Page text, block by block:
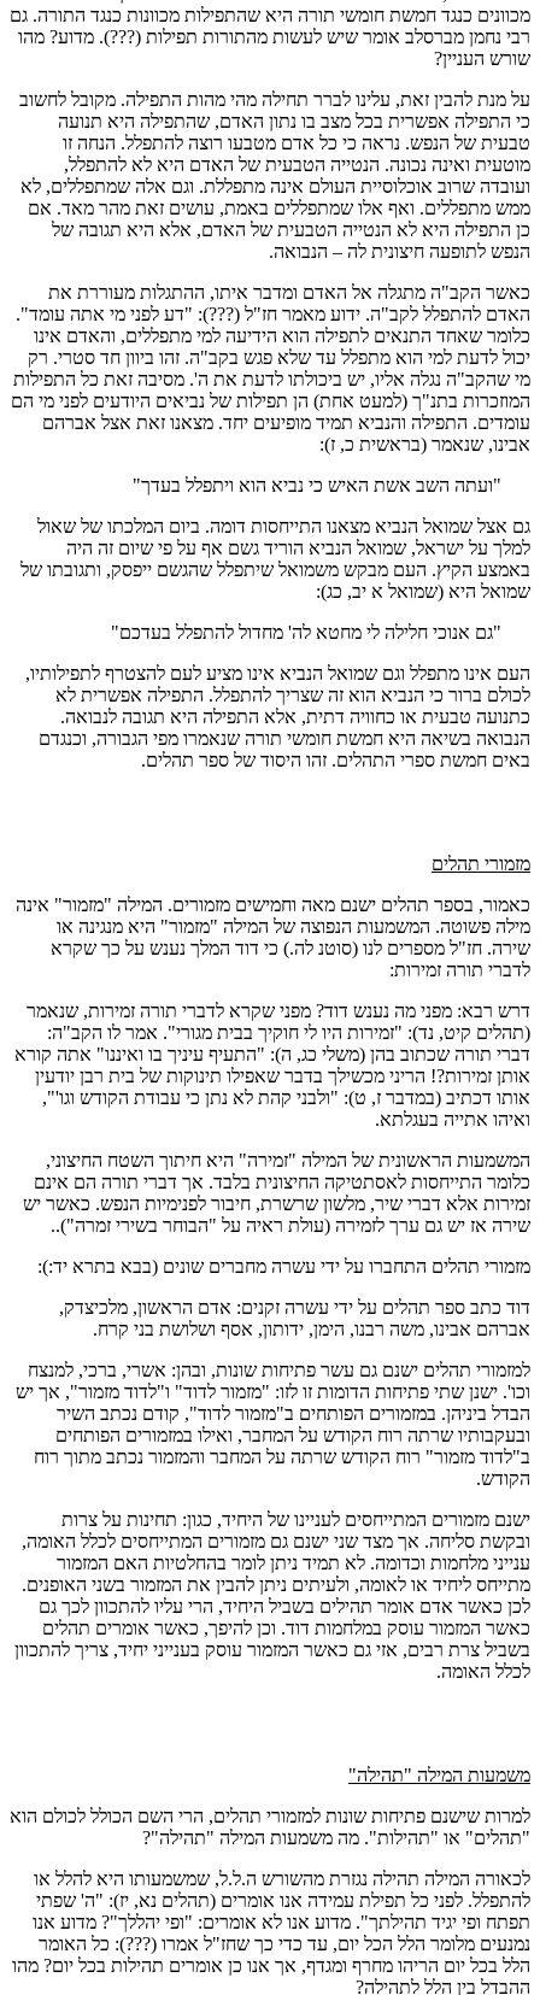
מכוונים כנגד חמשת חומשי תורה היא שהתפילות מכוונות כנגד התורה. גם
רבי נחמן מברסלב אומר שיש לעשות מהתורות תפילות (???). מדוע? מהו
שורש העניין?
על מנת להבין זאת, עלינו לברר תחילה מהי מהות התפילה. מקובל לחשוב
כי התפילה אפשרית בכל מצב בו נתון האדם, שהתפילה היא תנועה
טבעית של הנפש. נראה כי כל אדם מטבעו רוצה להתפלל. הנחה זו
מוטעית ואינה נכונה. הנטייה הטבעית של האדם היא לא להתפלל,
ועובדה שרוב אוכלוסיית העולם אינה מתפללת. וגם אלה שמתפללים, לא
ממש מתפללים. ואף אלו שמתפללים באמת, עושים זאת מהר מאד. אם
כן התפילה היא לא הנטייה הטבעית של האדם, אלא היא תגובה של
הנפש לתופעה חיצונית לה – הנבואה.
כאשר הקב"ה מתגלה אל האדם ומדבר איתו, ההתגלות מעוררת את
האדם להתפלל לקב"ה. ידוע מאמר חז"ל (???): "דע לפני מי אתה עומד".
כלומר שאחד התנאים לתפילה הוא הידיעה למי מתפללים, והאדם אינו
יכול לדעת למי הוא מתפלל עד שלא פגש בקב"ה. זהו ביוון חד סטרי. רק
מי שהקב"ה נגלה אליו, יש ביכולתו לדעת את ה'. מסיבה זאת כל התפילות
המוזכרות בתנ"ך (למעט אחת) הן תפילות של נביאים היודעים לפני מי הם
עומדים. התפילה והנביא תמיד מופיעים יחד. מצאנו זאת אצל אברהם
אבינו, שנאמר (בראשית כ, ז):
"ועתה השב אשת האיש כי נביא הוא ויתפלל בעדך"
גם אצל שמואל הנביא מצאנו התייחסות דומה. ביום המלכתו של שאול
למלך על ישראל, שמואל הנביא הוריד גשם אף על פי שיום זה היה
באמצע הקיץ. העם מבקש משמואל שיתפלל שהגשם ייפסק, ותגובתו של
שמואל היא (שמואל א יב, כג):
"גם אנוכי חלילה לי מחטא לה' מחדול להתפלל בעדכם"
העם אינו מתפלל וגם שמואל הנביא אינו מציע לעם להצטרף לתפילותיו,
לכולם ברור כי הנביא הוא זה שצריך להתפלל. התפילה אפשרית לא
כתנועה טבעית או כחוויה דתית, אלא התפילה היא תגובה לנבואה.
הנבואה בשיאה היא חמשת חומשי תורה שנאמרו מפי הגבורה, וכנגדם
באים חמשת ספרי התהלים. זהו היסוד של ספר תהלים.
מזמורי תהלים
כאמור, בספר תהלים ישנם מאה וחמישים מזמורים. המילה "מזמור" אינה
מילה פשוטה. המשמעות הנפוצה של המילה "מזמור" היא מנגינה או
שירה. חז"ל מספרים לנו (סוטנ לה.) כי דוד המלך נענש על כך שקרא
לדברי תורה זמירות:
דרש רבא: מפני מה נענש דוד? מפני שקרא לדברי תורה זמירות, שנאמר
(תהלים קיט, נד): "זמירות היו לי חוקיך בבית מגורי". אמר לו הקב"ה:
דברי תורה שכתוב בהן (משלי כג, ה): "התעיף עיניך בו ואיננו" אתה קורא
אותן זמירות?! הריני מכשילך בדבר שאפילו תינוקות של בית רבן יודעין
אותו דכתיב (במדבר ז, ט): "ולבני קהת לא נתן כי עבודת הקודש וגו'",
ואיהו אתייה בעגלתא.
המשמעות הראשונית של המילה "זמירה" היא חיתוך השטח החיצוני,
כלומר התייחסות לאסתטיקה החיצונית בלבד. אך דברי תורה הם אינם
זמירות אלא דברי שיר, מלשון שרשרת, חיבור לפנימיות הנפש. כאשר יש
שירה אז יש גם ערך לזמירה (עולת ראיה על "הבוחר בשירי זמרה")..
מזמורי תהלים התחברו על ידי עשרה מחברים שונים (בבא בתרא יד:):
דוד כתב ספר תהלים על ידי עשרה זקנים: אדם הראשון, מלכיצדק,
אברהם אבינו, משה רבנו, הימן, ידותון, אסף ושלושת בני קרח.
למזמורי תהלים ישנם גם עשר פתיחות שונות, ובהן: אשרי, ברכי, למנצח
וכו'. ישנן שתי פתיחות הדומות זו לזו: "מזמור לדוד" ו"לדוד מזמור", אך יש
הבדל ביניהן. במזמורים הפותחים ב"מזמור לדוד", קודם נכתב השיר
ובעקבותיו שרתה רוח הקודש על המחבר, ואילו במזמורים הפותחים
ב"לדוד מזמור" רוח הקודש שרתה על המחבר והמזמור נכתב מתוך רוח
הקודש.
ישנם מזמורים המתייחסים לעניינו של היחיד, כגון: תחינות על צרות
ובקשת סליחה. אך מצד שני ישנם גם מזמורים המתייחסים לכלל האומה,
ענייני מלחמות וכדומה. לא תמיד ניתן לומר בהחלטיות האם המזמור
מתייחס ליחיד או לאומה, ולעיתים ניתן להבין את המזמור בשני האופנים.
לכן כאשר אדם אומר תהילים בשביל היחיד, הרי עליו להתכוון לכך גם
כאשר המזמור עוסק במלחמות דוד. וכן להיפך, כאשר אומרים תהלים
בשביל צרת רבים, אזי גם כאשר המזמור עוסק בענייני יחיד, צריך להתכוון
לכלל האומה.
משמעות המילה "תהילה"
למרות שישנם פתיחות שונות למזמורי תהלים, הרי השם הכולל לכולם הוא
"תהלים" או "תהילות". מה משמעות המילה "תהילה"?
לכאורה המילה תהילה נגזרת מהשורש ה.ל.ל, שמשמעותו היא להלל או
להתפלל. לפני כל תפילת עמידה אנו אומרים (תהלים נא, יז): "ה' שפתי
תפתח ופי יגיד תהילתך". מדוע אנו לא אומרים: "ופי יהללך"? מדוע אנו
נמנעים מלומר הלל הכל יום, עד כדי כך שחז"ל אמרו (???): כל האומר
הלל בכל יום הריהו מחרף ומגדף, אך אנו כן אומרים תהילות בכל יום? מהו
ההבדל בין הלל לתהילה?